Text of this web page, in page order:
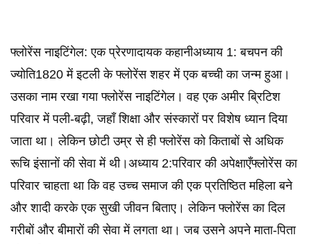
फ्लोरेंस नाइटिंगेल: एक प्रेरणादायक कहानीअध्याय 1: बचपन की
ज्योति1820 में इटली के फ्लोरेंस शहर में एक बच्ची का जन्म हुआ।
उसका नाम रखा गया फ्लोरेंस नाइटिंगेल। वह एक अमीर ब्रिटिश
परिवार में पली-बढ़ी, जहाँ शिक्षा और संस्कारों पर विशेष ध्यान दिया
जाता था। लेकिन छोटी उम्र से ही फ्लोरेंस को किताबों से अधिक
रूचि इंसानों की सेवा में थी।अध्याय 2:परिवार की अपेक्षाएँफ्लोरेंस का
परिवार चाहता था कि वह उच्च समाज की एक प्रतिष्ठित महिला बने
और शादी करके एक सुखी जीवन बिताए। लेकिन फ्लोरेंस का दिल
गरीबों और बीमारों की सेवा में लगता था। जब उसने अपने माता-पिता